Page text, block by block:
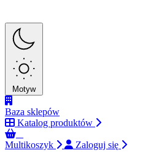
Motyw
Baza sklepów
Katalog produktów
Multikoszyk
Zaloguj się